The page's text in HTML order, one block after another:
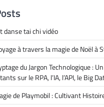
danse tai chi vidéo
à travers la magie de Noël à
du Jargon Technologique :
sur le RPA, l’IA, l’API, le Big
de Playmobil : Cultivant